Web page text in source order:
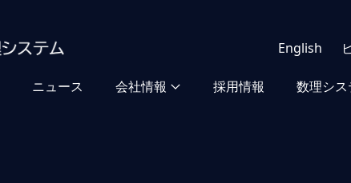
English
ニュース 会社情報 採用情報 数理シ